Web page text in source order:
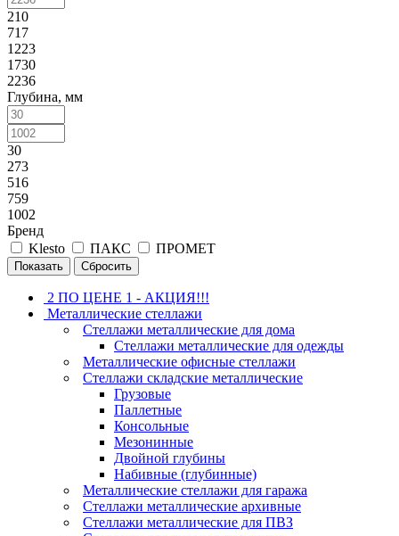
210
717
1223
1730
2236
Глубина, мм
30
273
516
759
1002
Бренд
Klesto
ПАКС ПРОМЕТ
Сбросить
2 ПО ЦЕНЕ 1 - АКЦИЯ!!!
Металлические стеллажи
Стеллажи металлические для дома
Стеллажи металлические для одежды
Металлические офисные стеллажи
Стеллажи складские металлические
Грузовые
Паллетные
Консольные
Мезонинные
Двойной глубины
Набивные (глубинные)
Металлические стеллажи для гаража
Стеллажи металлические архивные
Стеллажи металлические для ПВЗ